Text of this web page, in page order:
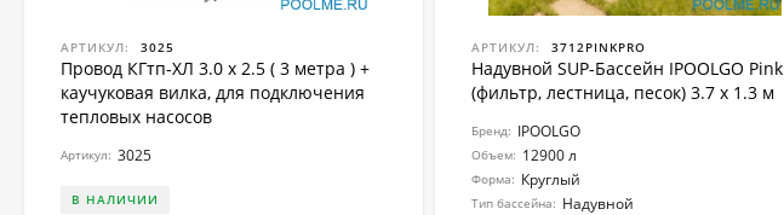
АРТИКУЛ: 3025
Провод КГтп-ХЛ 3.0 x 2.5 ( 3 метра ) +
каучуковая вилка, для подключения
тепловых насосов
Артикул: 3025
В НАЛИЧИИ
АРТИКУЛ: 3712PINKPRO
Надувной SUP-Бассейн IPOOLGO Pink
(фильтр, лестница, песок) 3.7 x 1.3 м
Бренд: IPOOLGO
Объем: 12900 л
Форма: Круглый
Тип бассейна: Надувной